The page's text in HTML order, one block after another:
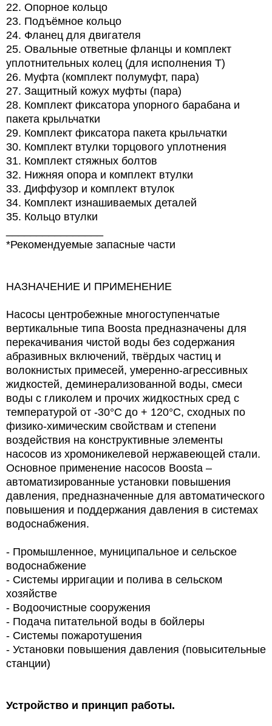
22. Опорное кольцо
23. Подъёмное кольцо
24. Фланец для двигателя
25. Овальные ответные фланцы и комплект
уплотнительных колец (для исполнения T)
26. Муфта (комплект полумуфт, пара)
27. Защитный кожух муфты (пара)
28. Комплект фиксатора упорного барабана и
пакета крыльчатки
29. Комплект фиксатора пакета крыльчатки
30. Комплект втулки торцового уплотнения
31. Комплект стяжных болтов
32. Нижняя опора и комплект втулки
33. Диффузор и комплект втулок
34. Комплект изнашиваемых деталей
35. Кольцо втулки
*Рекомендуемые запасные части
НАЗНАЧЕНИЕ И ПРИМЕНЕНИЕ
Насосы центробежные многоступенчатые
вертикальные типа Boosta предназначены для
перекачивания чистой воды без содержания
абразивных включений, твёрдых частиц и
волокнистых примесей, умеренно-агрессивных
жидкостей, деминерализованной воды, смеси
воды с гликолем и прочих жидкостных сред с
температурой от -30°С до + 120°С, сходных по
физико-химическим свойствам и степени
воздействия на конструктивные элементы
насосов из хромоникелевой нержавеющей стали.
Основное применение насосов Boosta –
автоматизированные установки повышения
давления, предназначенные для автоматического
повышения и поддержания давления в системах
водоснабжения.
- Промышленное, муниципальное и сельское
водоснабжение
- Системы ирригации и полива в сельском
хозяйстве
- Водоочистные сооружения
- Подача питательной воды в бойлеры
- Системы пожаротушения
- Установки повышения давления (повысительные
станции)
Устройство и принцип работы.